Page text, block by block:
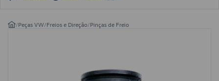
/Peças VW/Freios e Direção/Pinças de Freio